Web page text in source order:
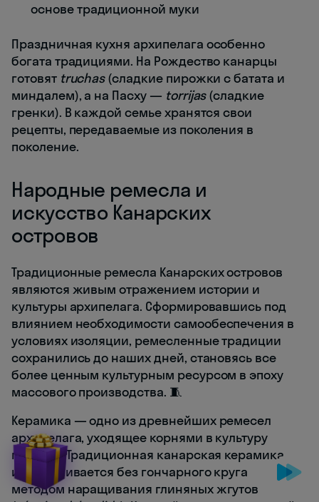
основе традиционной муки
Праздничная кухня архипелага особенно
богата традициями. На Рождество канарцы
готовят truchas(сладкие пирожки с батата и
миндалем), а на Пасху — torrijas(сладкие
гренки). В каждой семье хранятся свои
рецепты, передаваемые из поколения в
поколение.
Народные ремесла и
искусство Канарских
островов
Традиционные ремесла Канарских островов
являются живым отражением истории и
культуры архипелага. Сформировавшись под
влиянием необходимости самообеспечения в
условиях изоляции, ремесленные традиции
сохранились до наших дней, становясь все
более ценным культурным ресурсом в эпоху
массового производства. 🧵
Керамика — одно из древнейших ремесел
архипелага, уходящее корнями в культуру
гуанчей. Традиционная канарская керамика
изготавливается без гончарного круга
методом наращивания глиняных жгутов